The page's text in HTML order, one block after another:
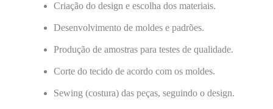
Criação do design e escolha dos materiais.
Desenvolvimento de moldes e padrões.
Produção de amostras para testes de qualidade.
Corte do tecido de acordo com os moldes.
Sewing (costura) das peças, seguindo o design.